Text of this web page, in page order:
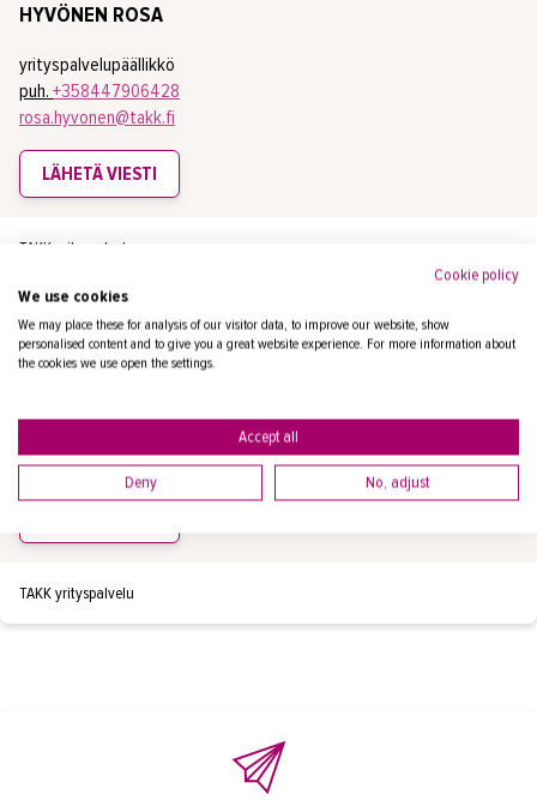
HYVÖNEN ROSA
yrityspalvelupäällikkö
puh. +358447906428
rosa.hyvonen@takk.fi
LÄHETÄ VIESTI
TAKK yrityspalvelu
KAURANEN KATI
kati.kauranen@takk.fi
TAKK yrityspalvelu
Cookie policy
We use cookies
We may place these for analysis of our visitor data, to improve our website, show
personalised content and to give you a great website experience. For more information about
the cookies we use open the settings.
Accept all
Deny No, adjust